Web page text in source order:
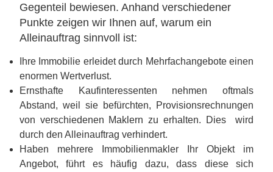
Gegenteil bewiesen. Anhand verschiedener
Punkte zeigen wir Ihnen auf, warum ein
Alleinauftrag sinnvoll ist:
Ihre Immobilie erleidet durch Mehrfachangebote einen
enormen Wertverlust.
Ernsthafte Kaufinteressenten nehmen oftmals
Abstand, weil sie befürchten, Provisionsrechnungen
von verschiedenen Maklern zu erhalten. Dies wird
durch den Alleinauftrag verhindert.
Haben mehrere Immobilienmakler Ihr Objekt im
Angebot, führt es häufig dazu, dass diese sich